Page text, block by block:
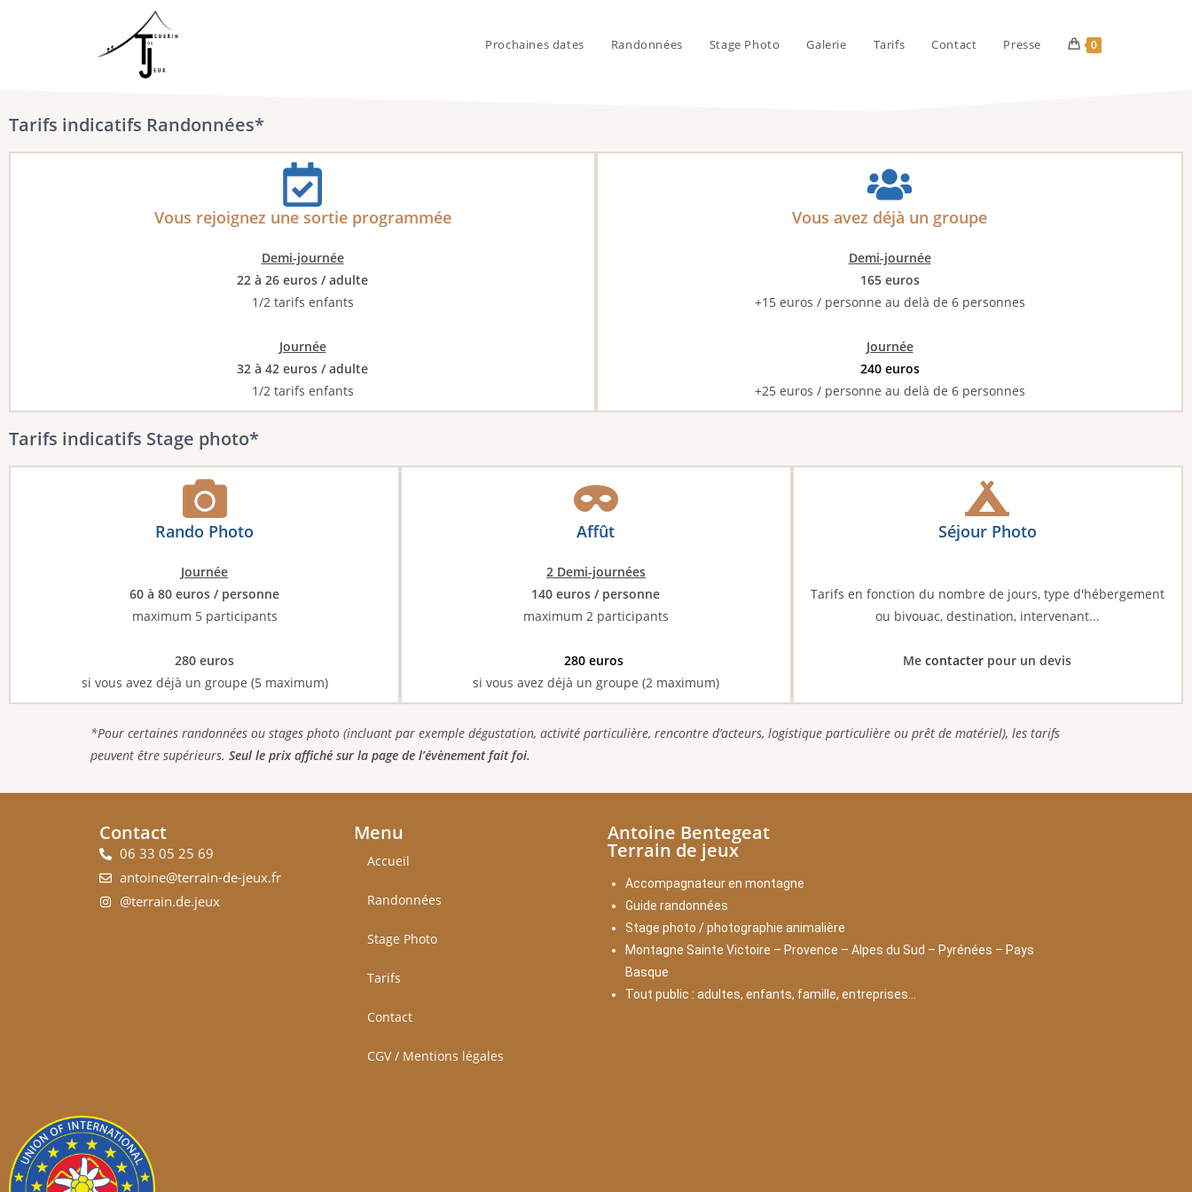
Prochaines dates Randonnées Stage Photo Galerie Tarifs Contact Presse 0
Tarifs indicatifs Randonnées*
Vous rejoignez une sortie programmée
Demi-journée
22 à 26 euros / adulte
1/2 tarifs enfants
Journée
32 à 42 euros / adulte
1/2 tarifs enfants
Vous avez déjà un groupe
Demi-journée
165 euros
+15 euros / personne au delà de 6 personnes
Journée
240 euros
+25 euros / personne au delà de 6 personnes
Tarifs indicatifs Stage photo*
Rando Photo
Journée
60 à 80 euros / personne
maximum 5 participants
280 euros
si vous avez déjà un groupe (5 maximum)
Affût
2 Demi-journées
140 euros / personne
maximum 2 participants
280 euros
si vous avez déjà un groupe (2 maximum)
Séjour Photo
Tarifs en fonction du nombre de jours, type d'hébergement
ou bivouac, destination, intervenant...
Mecontacter pour un devis
*Pour certaines randonnées ou stages photo (incluant par exemple dégustation, activité particulière, rencontre d’acteurs, logistique particulière ou prêt de matériel), les tarifs
peuvent être supérieurs. Seul le prix affiché sur la page de l’évènement fait foi.
Contact
06 33 05 25 69
antoine@terrain-de-jeux.fr
@terrain.de.jeux
Menu
Accueil
Randonnées
Stage Photo
Tarifs
Contact
CGV / Mentions légales
Antoine Bentegeat
Terrain de jeux
Accompagnateur en montagne
Guide randonnées
Stage photo / photographie animalière
Montagne Sainte Victoire – Provence – Alpes du Sud – Pyrénées – Pays
Basque
Tout public : adultes, enfants, famille, entreprises…